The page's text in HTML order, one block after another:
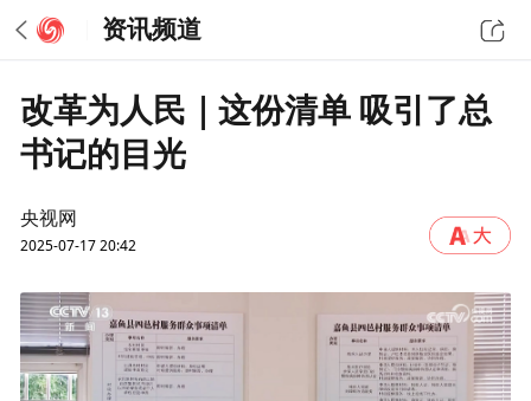
资讯频道
改革为人民｜这份清单 吸引了总
书记的目光
央视网
2025-07-17 20:42